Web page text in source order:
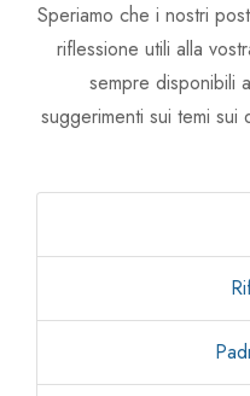
Speriamo che i nostri
riflessione utili alla
sempre disponibili
suggerimenti sui temi